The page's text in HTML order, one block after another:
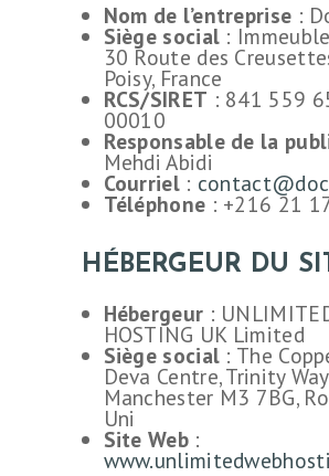
Nom de l’entreprise :
Siège social :
30 Route des
Poisy, France
RCS/SIRET : 841 559
00010
Responsable de la
Mehdi Abidi
Courriel:
Téléphone : +216 21
HÉBERGEUR DU
Hébergeur :
HOSTING UK Limited
Siège social : The
Deva Centre, Trinity
Manchester M3 7BG,
Uni
Site Web: